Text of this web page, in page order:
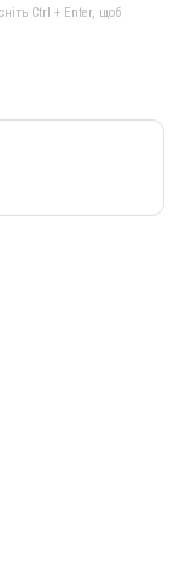
Ctrl + Enter, щоб